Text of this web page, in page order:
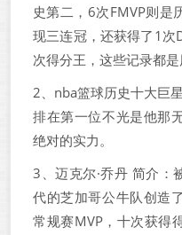
史第二，6次FMVP则是
现三连冠，还获得了1次
次得分王，这些记录都是
2、nba篮球历史十大巨
排在第一位不光是他那
绝对的实力。
3、迈克尔·乔丹 简介：
代的芝加哥公牛队创造
常规赛MVP，十次获得